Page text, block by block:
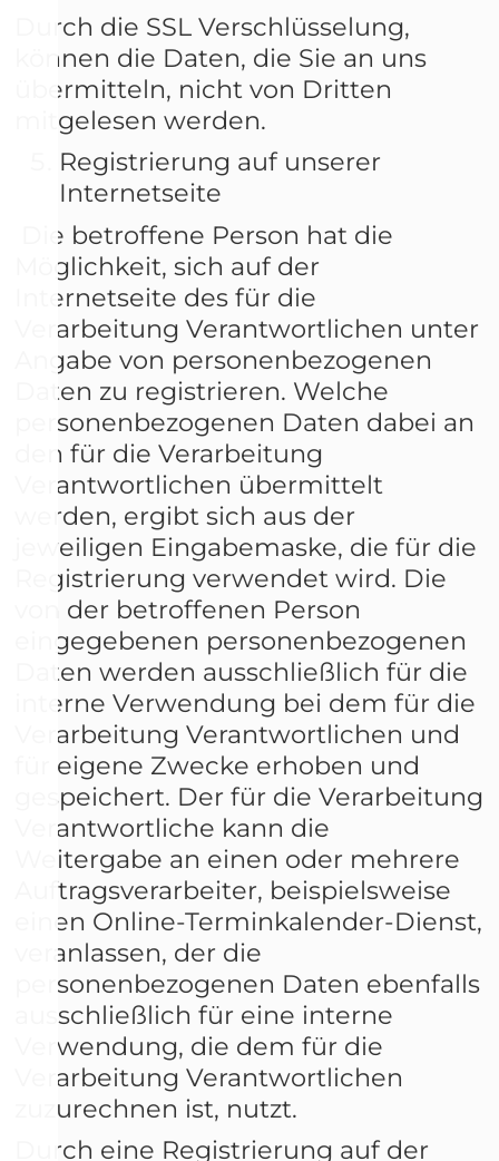
Durch die SSL Verschlüsselung,
können die Daten, die Sie an uns
übermitteln, nicht von Dritten
mitgelesen werden.
Registrierung auf unserer
Internetseite
Die betroffene Person hat die
Möglichkeit, sich auf der
Internetseite des für die
Verarbeitung Verantwortlichen unter
Angabe von personenbezogenen
Daten zu registrieren. Welche
personenbezogenen Daten dabei an
den für die Verarbeitung
Verantwortlichen übermittelt
werden, ergibt sich aus der
jeweiligen Eingabemaske, die für die
Registrierung verwendet wird. Die
von der betroffenen Person
eingegebenen personenbezogenen
Daten werden ausschließlich für die
interne Verwendung bei dem für die
Verarbeitung Verantwortlichen und
für eigene Zwecke erhoben und
gespeichert. Der für die Verarbeitung
Verantwortliche kann die
Weitergabe an einen oder mehrere
Auftragsverarbeiter, beispielsweise
einen Online-Terminkalender-Dienst,
veranlassen, der die
personenbezogenen Daten ebenfalls
ausschließlich für eine interne
Verwendung, die dem für die
Verarbeitung Verantwortlichen
zuzurechnen ist, nutzt.
Durch eine Registrierung auf der